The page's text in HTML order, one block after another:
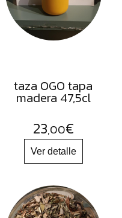
taza OGO tapa
madera 47,5cl
23,00€